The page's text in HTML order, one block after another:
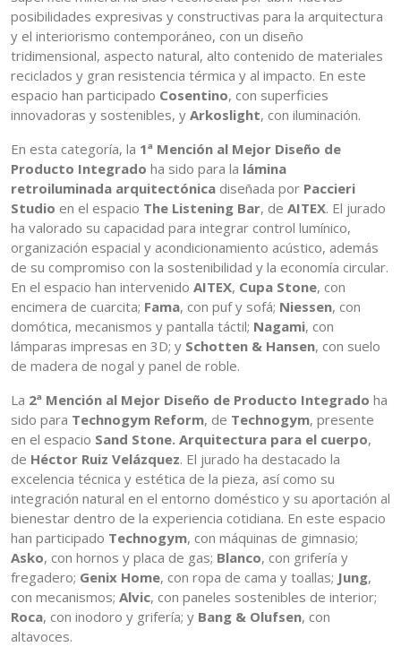
posibilidades expresivas y constructivas para la arquitectura
y el interiorismo contemporáneo, con un diseño
tridimensional, aspecto natural, alto contenido de materiales
reciclados y gran resistencia térmica y al impacto. En este
espacio han participado Cosentino, con superficies
innovadoras y sostenibles, y Arkoslight, con iluminación.
En esta categoría, la 1ª Mención al Mejor Diseño de
Producto Integrado ha sido para la lámina
retroiluminada arquitectónica diseñada por Paccieri
Studio en el espacio The Listening Bar, de AITEX. El jurado
ha valorado su capacidad para integrar control lumínico,
organización espacial y acondicionamiento acústico, además
de su compromiso con la sostenibilidad y la economía circular.
En el espacio han intervenido AITEX, Cupa Stone, con
encimera de cuarcita; Fama, con puf y sofá; Niessen, con
domótica, mecanismos y pantalla táctil; Nagami, con
lámparas impresas en 3D; y Schotten & Hansen, con suelo
de madera de nogal y panel de roble.
La 2ª Mención al Mejor Diseño de Producto Integrado ha
sido para Technogym Reform, de Technogym, presente
en el espacio Sand Stone. Arquitectura para el cuerpo,
de Héctor Ruiz Velázquez. El jurado ha destacado la
excelencia técnica y estética de la pieza, así como su
integración natural en el entorno doméstico y su aportación al
bienestar dentro de la experiencia cotidiana. En este espacio
han participado Technogym, con máquinas de gimnasio;
Asko, con hornos y placa de gas; Blanco, con grifería y
fregadero; Genix Home, con ropa de cama y toallas; Jung,
con mecanismos; Alvic, con paneles sostenibles de interior;
Roca, con inodoro y grifería; y Bang & Olufsen, con
altavoces.